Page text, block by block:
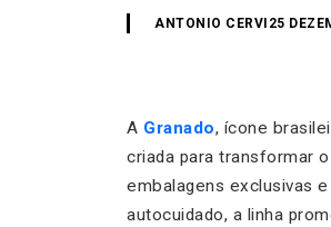
ANTONIO CERVI 25
A Granado, ícone
criada para transformar
embalagens exclusivas
autocuidado, a linha